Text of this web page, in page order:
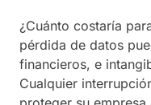
¿Cuánto costaría
pérdida de datos
financieros, e
Cualquier